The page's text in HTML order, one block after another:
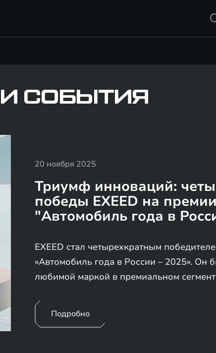
СОБЫТИЯ
20 ноября 2025
Триумф инноваций:
победы EXEED на премии
"Автомобиль года в
EXEED стал четырехкратным
«Автомобиль года в России – 2025». Он
любимой маркой в премиальном
Подробно